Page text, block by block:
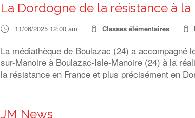
La Dordogne de la résistance à
11/06/2025 12:00 am Classes élémentaires
La médiathèque de Boulazac (24) a accompagné
sur-Manoire à Boulazac-Isle-Manoire (24) à la
la résistance en France et plus précisément en
JM News